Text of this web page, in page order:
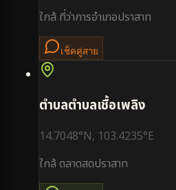
ใกล้ ที่ว่าการอำเภอปราสาท
เช็คคู่สาย
ตำบลตำบลเชื้อเพลิง
14.7048°N, 103.4235°E
ใกล้ตลาดสดปราสาท